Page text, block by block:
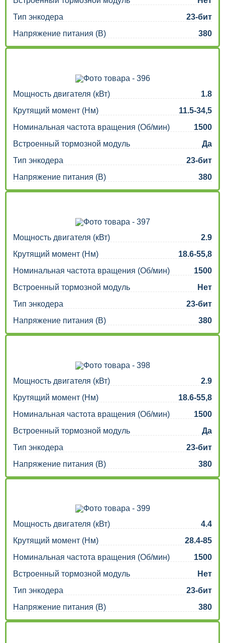
Тип энкодера
23-бит
Напряжение питания (В)
380
Мощность двигателя (кВт)
1.8
Крутящий момент (Нм)
11.5-34,5
Номинальная частота вращения (Об/мин)
1500
Встроенный тормозной модуль
Да
Тип энкодера
23-бит
Напряжение питания (В)
380
Мощность двигателя (кВт)
2.9
Крутящий момент (Нм)
18.6-55,8
Номинальная частота вращения (Об/мин)
1500
Встроенный тормозной модуль
Нет
Тип энкодера
23-бит
Напряжение питания (В)
380
Мощность двигателя (кВт)
2.9
Крутящий момент (Нм)
18.6-55,8
Номинальная частота вращения (Об/мин)
1500
Встроенный тормозной модуль
Да
Тип энкодера
23-бит
Напряжение питания (В)
380
Мощность двигателя (кВт)
4.4
Крутящий момент (Нм)
28.4-85
Номинальная частота вращения (Об/мин)
1500
Встроенный тормозной модуль
Нет
Тип энкодера
23-бит
Напряжение питания (В)
380